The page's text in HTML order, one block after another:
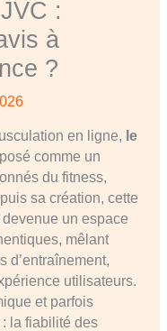
:
à
?
en ligne, le
comme un
du fitness,
sa création, cette
un espace
mêlant
d’entraînement,
utilisateurs.
et parfois
la fiabilité des